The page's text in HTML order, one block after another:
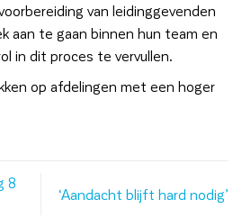
van leidinggevenden
aan te gaan binnen hun team en
in dit proces te vervullen.
op afdelingen met een hoger
8
‘Aandacht blijft hard nodig’